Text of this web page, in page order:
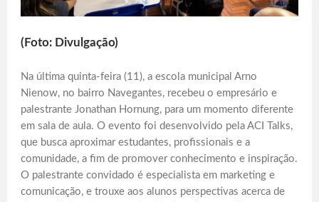
(Foto: Divulgação)
Na última quinta-feira (11), a escola municipal Arno
Nienow, no bairro Navegantes, recebeu o empresário e
palestrante Jonathan Hornung, para um momento diferente
em sala de aula. O evento foi desenvolvido pela ACI Talks,
que busca aproximar estudantes, profissionais e a
comunidade, a fim de promover conhecimento e inspiração.
O palestrante convidado é especialista em marketing e
comunicação, e trouxe aos alunos perspectivas acerca de